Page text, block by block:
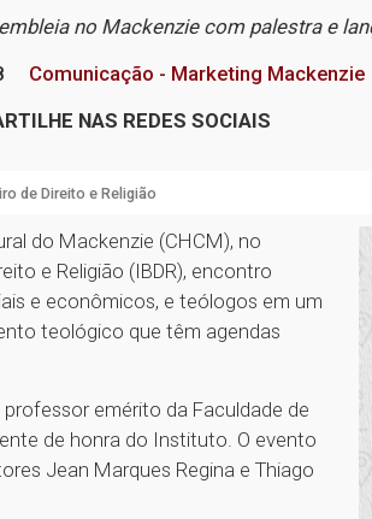
no Mackenzie com palestra e
Comunicação - Marketing Mackenzie
NAS REDES SOCIAIS
de Direito e Religião
do Mackenzie (CHCM), no
e Religião (IBDR), encontro
e econômicos, e teólogos em um
teológico que têm agendas
emérito da Faculdade de
de honra do Instituto. O evento
Jean Marques Regina e Thiago